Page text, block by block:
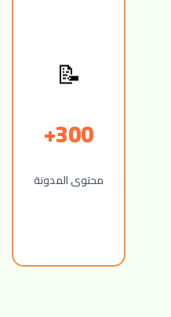
📝
300+
محتوى المدونة